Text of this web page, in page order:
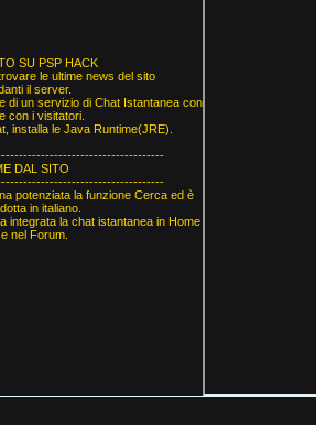
SU PSP HACK
le ultime news del sito
il server.
di un servizio di Chat Istantanea con
con i visitatori.
installa le Java Runtime(JRE).
DAL SITO
potenziata la funzione Cerca ed è
in italiano.
integrata la chat istantanea in Home
nel Forum.